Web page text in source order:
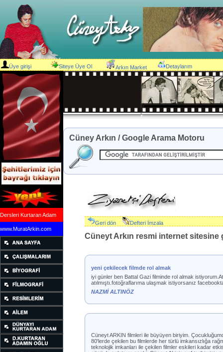
Üye girişi Siteye Üye Ol Arkın Market Detaylarım
Dersleri Kurtaran Adam
www.MuratArkin.com
Cüney Arkın / Google Arama Motoru
Geri dön Defteri İmzala
Cüneyt Arkın resmi internet
yeni çekilecek filmde rol almak
iyi günler ben Battal Gazi filminde rol almak
atılmıştı.fotoğraflarıma ulaşmak istiyorsanız
NAZMİ ALTINÖZ
Cüneyt ARKIN filmleri ile büyüyen biriyim.
80'lerde çekilen bu filmlerde her türlü imkansızlığa
teknolojik imkanları ile çekilen filmler eskileri kadar